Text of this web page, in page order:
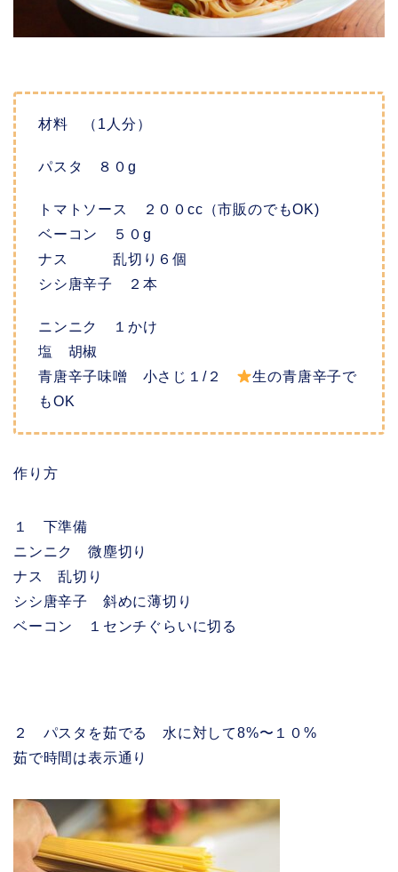
材料 （1人分）
パスタ ８０g
トマトソース ２００cc（市販のでもOK)
ベーコン ５０g
ナス 乱切り６個
シシ唐辛子 ２本
ニンニク １かけ
塩 胡椒
青唐辛子味噌 小さじ１/２
生の青唐辛子で
もOK
作り方
１ 下準備
ニンニク 微塵切り
ナス 乱切り
シシ唐辛子 斜めに薄切り
ベーコン １センチぐらいに切る
２ パスタを茹でる 水に対して8%〜１０%
茹で時間は表示通り